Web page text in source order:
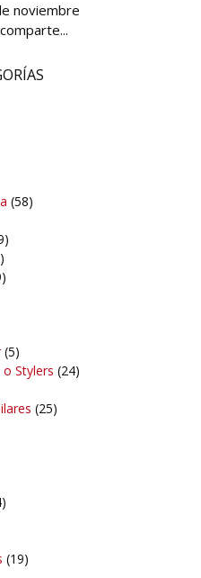
noviembre
(58)
(5)
Stylers (24)
(25)
(19)